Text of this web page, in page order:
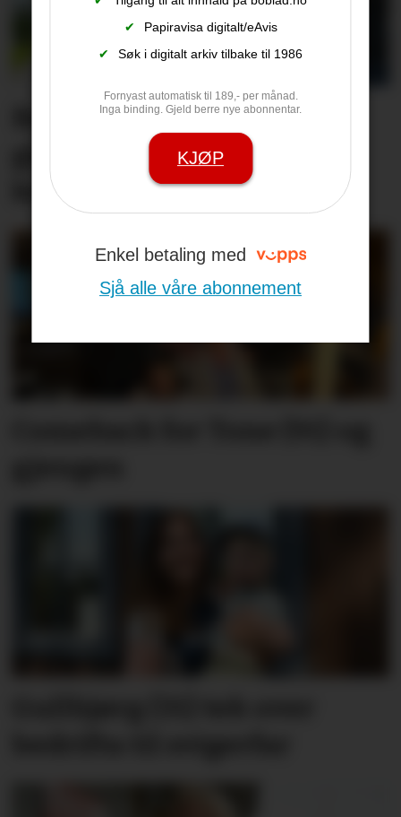
✔
Papiravisa digitalt/eAvis
✔
Søk i digitalt arkiv tilbake til 1986
Fornyast automatisk til 189,- per månad.
Inga binding. Gjeld berre nye abonnentar.
KJØP
Enkel betaling med
Sjå alle våre abonnement
Bank sel rekne­skaps­­
gigant, og får inn stort
konsern